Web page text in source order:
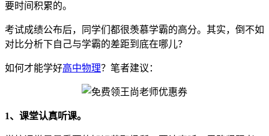
要时间积累的。
考试成绩公布后，同学们都很羡慕学霸的高分。其实，倒不如
对比分析下自己与学霸的差距到底在哪儿？
如何才能学好高中物理？笔者建议：
1、课堂认真听课。